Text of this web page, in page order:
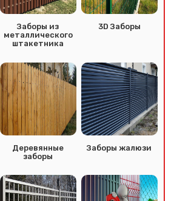
Заборы из
металлического
штакетника
3D Заборы
Деревянные
заборы
Заборы жалюзи